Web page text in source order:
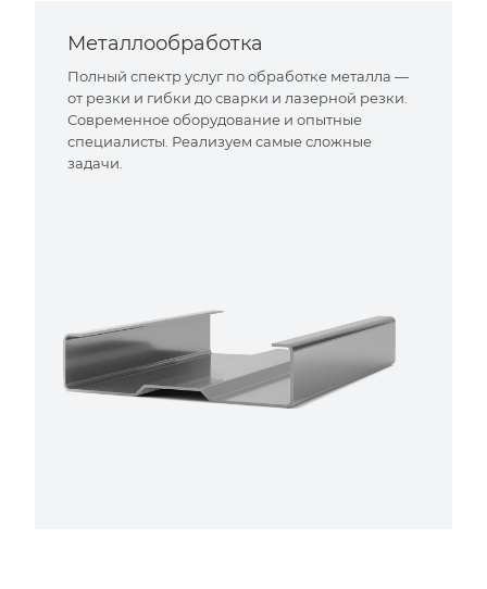
Металлообработка
Полный спектр услуг по обработке металла —
от резки и гибки до сварки и лазерной резки.
Современное оборудование и опытные
специалисты. Реализуем самые сложные
задачи.